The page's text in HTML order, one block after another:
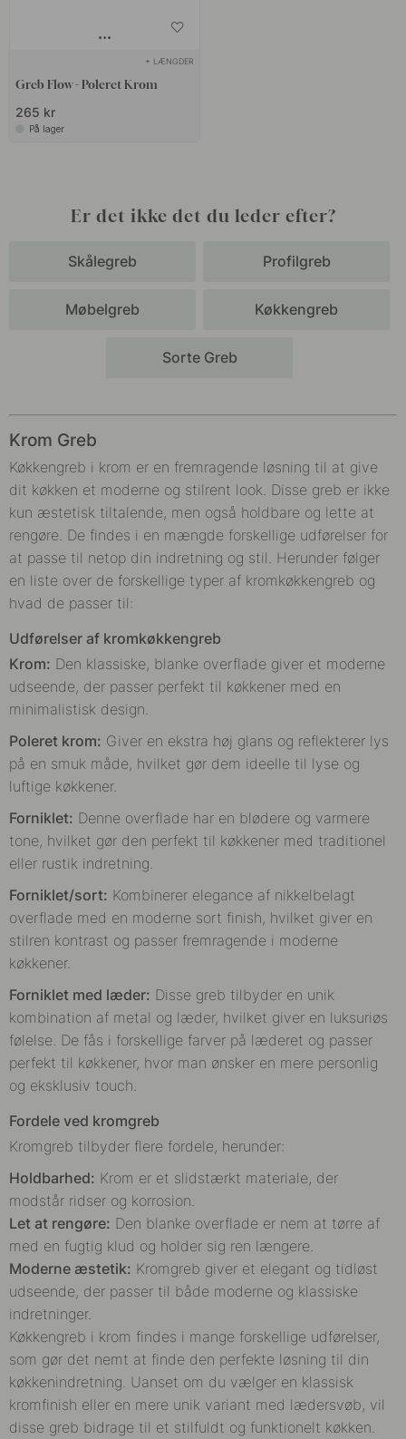
+ LÆNGDER
Greb Flow - Poleret Krom
265 kr
På lager
Er det ikke det du leder efter?
Skålegreb Profilgreb
Møbelgreb Køkkengreb
Sorte Greb
Krom Greb
Køkkengreb i krom er en fremragende løsning til at give
dit køkken et moderne og stilrent look. Disse greb er ikke
kun æstetisk tiltalende, men også holdbare og lette at
rengøre. De findes i en mængde forskellige udførelser for
at passe til netop din indretning og stil. Herunder følger
en liste over de forskellige typer af kromkøkkengreb og
hvad de passer til:
Udførelser af kromkøkkengreb
Krom: Den klassiske, blanke overflade giver et moderne
udseende, der passer perfekt til køkkener med en
minimalistisk design.
Poleret krom: Giver en ekstra høj glans og reflekterer lys
på en smuk måde, hvilket gør dem ideelle til lyse og
luftige køkkener.
Forniklet: Denne overflade har en blødere og varmere
tone, hvilket gør den perfekt til køkkener med traditionel
eller rustik indretning.
Forniklet/sort: Kombinerer elegance af nikkelbelagt
overflade med en moderne sort finish, hvilket giver en
stilren kontrast og passer fremragende i moderne
køkkener.
Forniklet med læder: Disse greb tilbyder en unik
kombination af metal og læder, hvilket giver en luksuriøs
følelse. De fås i forskellige farver på læderet og passer
perfekt til køkkener, hvor man ønsker en mere personlig
og eksklusiv touch.
Fordele ved kromgreb
Kromgreb tilbyder flere fordele, herunder:
Holdbarhed: Krom er et slidstærkt materiale, der
modstår ridser og korrosion.
Let at rengøre: Den blanke overflade er nem at tørre af
med en fugtig klud og holder sig ren længere.
Moderne æstetik: Kromgreb giver et elegant og tidløst
udseende, der passer til både moderne og klassiske
indretninger.
Køkkengreb i krom findes i mange forskellige udførelser,
som gør det nemt at finde den perfekte løsning til din
køkkenindretning. Uanset om du vælger en klassisk
kromfinish eller en mere unik variant med lædersvøb, vil
disse greb bidrage til et stilfuldt og funktionelt køkken.